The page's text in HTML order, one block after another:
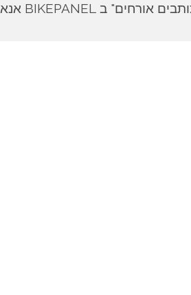
לספר ואתם מעוניינים להגיש כתבה ל"כותבים אורחים" ב BIKEPANEL אנא